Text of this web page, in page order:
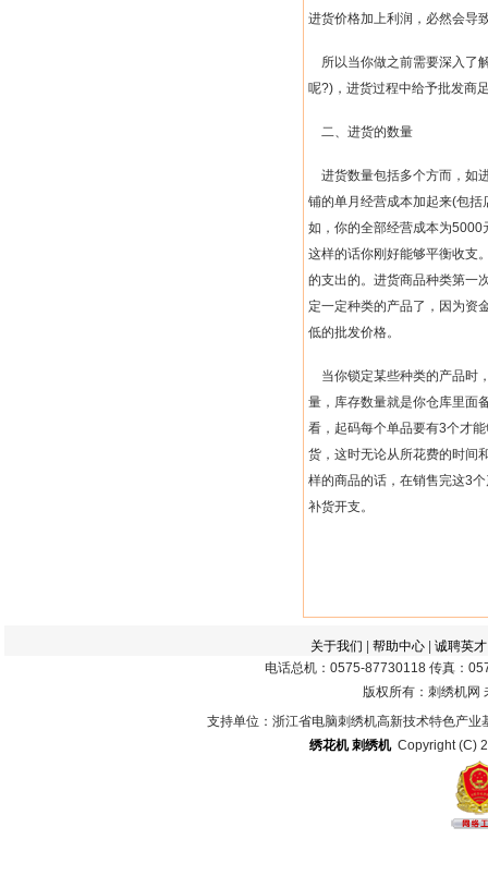
进货价格加上利润，必然会导
所以当你做之前需要深入了
呢?) ，进货过程中给予批发商
二、进货的数量
进货数量包括多个方而，如
铺的单月经营成本加起来(包括
如，你的全部经营成本为5000
这样的话你刚好能够平衡收支
的支出的。进货商品种类第一
定一定种类的产品了，因为资
低的批发价格。
当你锁定某些种类的产品时
量，库存数量就是你仓库里面
看，起码每个单品要有3个才
货，这时无论从所花费的时间
样的商品的话，在销售完这3
补货开支。
关于我们 帮助中心| 诚聘英才
电话总机：0575-87730118 传真：
版权所有：刺绣机网
支持单位：浙江省电脑刺绣机高新技术特色产
绣花机 刺绣机Copyright (C)